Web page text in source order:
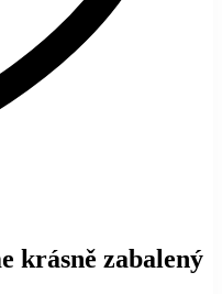
krásně zabalený